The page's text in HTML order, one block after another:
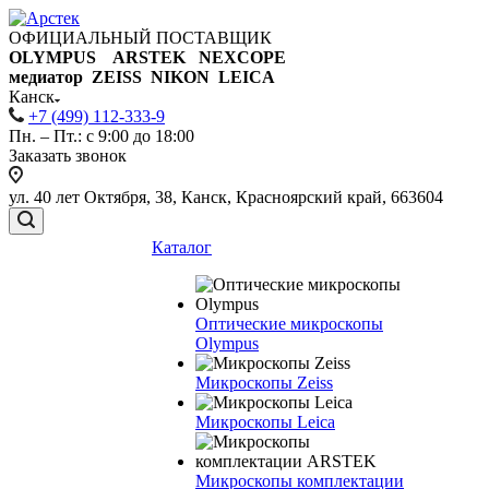
ОФИЦИАЛЬНЫЙ ПОСТАВЩИК
OLYMPUS ARSTEK NEXCOPE
медиатор ZEISS NIKON LEICA
Канск
+7 (499) 112-333-9
Пн. – Пт.: с 9:00 до 18:00
Заказать звонок
ул. 40 лет Октября, 38, Канск, Красноярский край, 663604
Каталог
Оптические микроскопы
Olympus
Микроскопы Zeiss
Микроскопы Leica
Микроскопы комплектации